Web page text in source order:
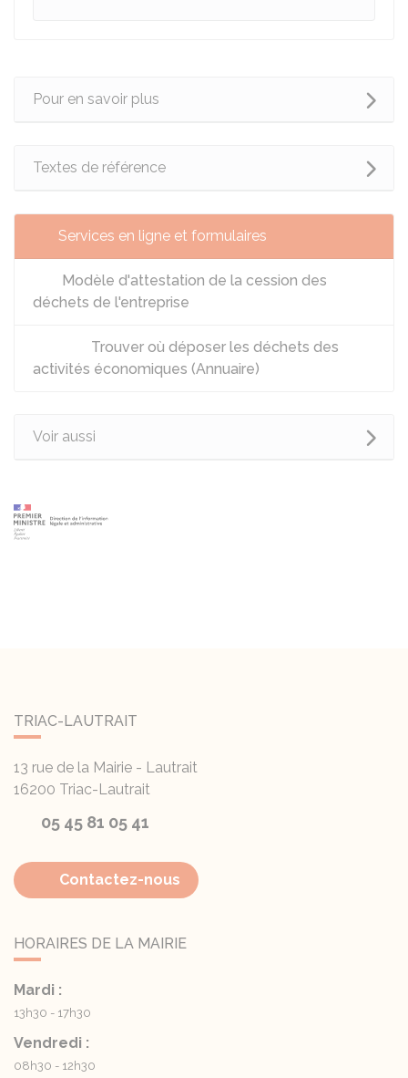
Pour en savoir plus
Textes de référence
Services en ligne et formulaires
Modèle d'attestation de la cession des
déchets de l'entreprise
Trouver où déposer les déchets des
activités économiques (Annuaire)
Voir aussi
TRIAC-LAUTRAIT
13 rue de la Mairie - Lautrait
16200 Triac-Lautrait
05 45 81 05 41
Contactez-nous
HORAIRES DE LA MAIRIE
Mardi :
13h30 - 17h30
Vendredi :
08h30 - 12h30